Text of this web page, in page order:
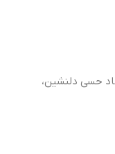
حسی دلنشین،